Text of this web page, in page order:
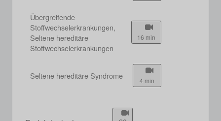
Übergreifende
Stoffwechselerkrankungen,
Seltene hereditäre
Stoffwechselerkrankungen
16 min
Seltene hereditäre Syndrome 4 min